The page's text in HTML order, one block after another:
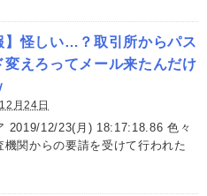
】怪しい…？取引所からパス
変えろってメール来たんだけ
月24日
2019/12/23(月) 18:17:18.86 色々
関からの要請を受けて行われた